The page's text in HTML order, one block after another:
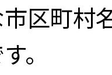
区町村
。